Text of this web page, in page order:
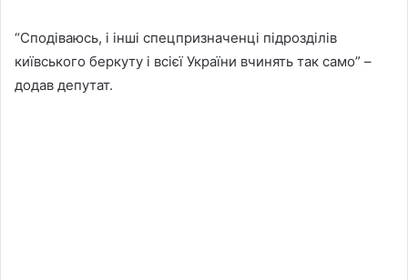
“Сподіваюсь, і інші спецпризначенці підрозділів
київського беркуту і всієї України вчинять так само” –
додав депутат.